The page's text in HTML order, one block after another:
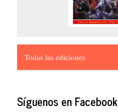
Todas las ediciones
Síguenos en Facebook